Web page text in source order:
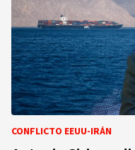
CONFLICTO EEUU-IRÁN